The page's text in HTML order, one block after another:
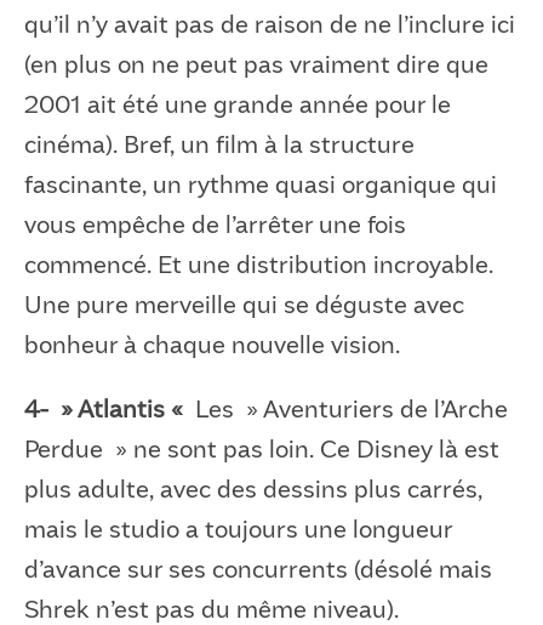
qu’il n’y avait pas de raison de ne l’inclure ici
(en plus on ne peut pas vraiment dire que
2001 ait été une grande année pour le
cinéma). Bref, un film à la structure
fascinante, un rythme quasi organique qui
vous empêche de l’arrêter une fois
commencé. Et une distribution incroyable.
Une pure merveille qui se déguste avec
bonheur à chaque nouvelle vision.
4- » Atlantis « Les » Aventuriers de l’Arche
Perdue » ne sont pas loin. Ce Disney là est
plus adulte, avec des dessins plus carrés,
mais le studio a toujours une longueur
d’avance sur ses concurrents (désolé mais
Shrek n’est pas du même niveau).